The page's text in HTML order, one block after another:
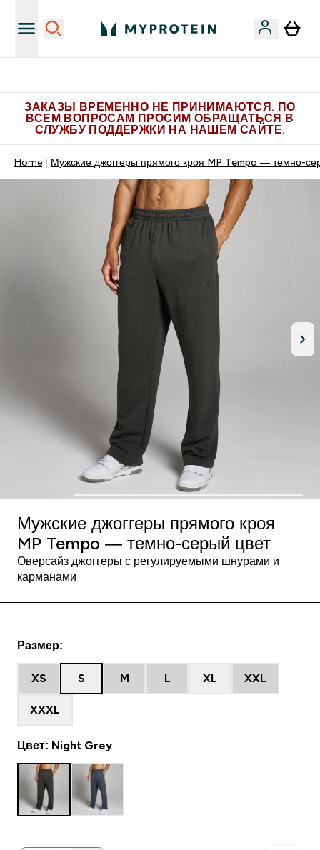
ЗАКАЗЫ ВРЕМЕННО НЕ ПРИНИМАЮТСЯ. ПО
ВСЕМ ВОПРОСАМ ПРОСИМ ОБРАЩАТЬСЯ В
СЛУЖБУ ПОДДЕРЖКИ НА НАШЕМ САЙТЕ.
Home Мужские джоггеры прямого кроя MP Tempo ― темно-
Мужские джоггеры прямого кроя
MP Tempo ― темно-серый цвет
Оверсайз джоггеры с регулируемыми шнурами и
карманами
Размер:
XS S M L XL XXL
XXXL
Цвет: Night Grey